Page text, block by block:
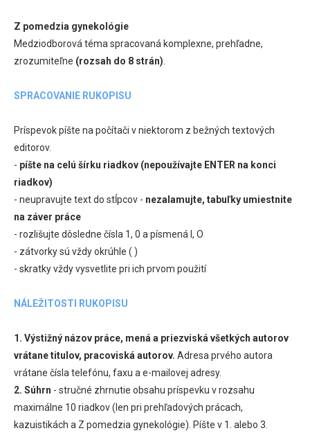
Z pomedzia gynekológie
Medziodborová téma spracovaná komplexne, prehľadne,
zrozumiteľne (rozsah do 8 strán)
SPRACOVANIE RUKOPISU
Príspevok píšte na počítači v niektorom z bežných textových
editorov.
- píšte na celú šírku riadkov (nepoužívajte ENTER na konci
riadkov)
- neupravujte text do stĺpcov - nezalamujte, tabuľky umiestnite
na záver práce
- rozlišujte dôsledne čísla 1, 0 a písmená l, O
- zátvorky sú vždy okrúhle ( )
- skratky vždy vysvetlite pri ich prvom použití
NÁLEŽITOSTI RUKOPISU
1. Výstižný názov práce, mená a priezviská všetkých autorov
vrátane titulov, pracoviská autorov. Adresa prvého autora
vrátane čísla telefónu, faxu a e-mailovej adresy.
2. Súhrn - stručné zhrnutie obsahu príspevku v rozsahu
maximálne 10 riadkov (len pri prehľadových prácach,
kazuistikách a Z pomedzia gynekológie). Píšte v 1. alebo 3.